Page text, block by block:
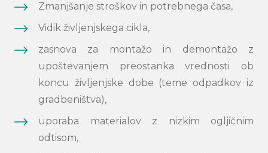
Zmanjšanje stroškov in potrebnega časa,
Vidik življenjskega cikla,
zasnova za montažo in demontažo z
upoštevanjem preostanka vrednosti ob
koncu življenjske dobe (teme odpadkov iz
gradbeništva),
uporaba materialov z nizkim ogljičnim
odtisom,